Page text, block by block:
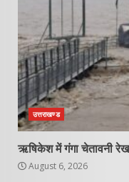
उत्तराखण्ड
ऋषिकेश में गंगा चेतावनी
August 6, 2026